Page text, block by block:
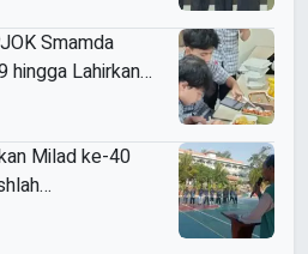
Smamda
hingga Lahirkan
Milad ke-40